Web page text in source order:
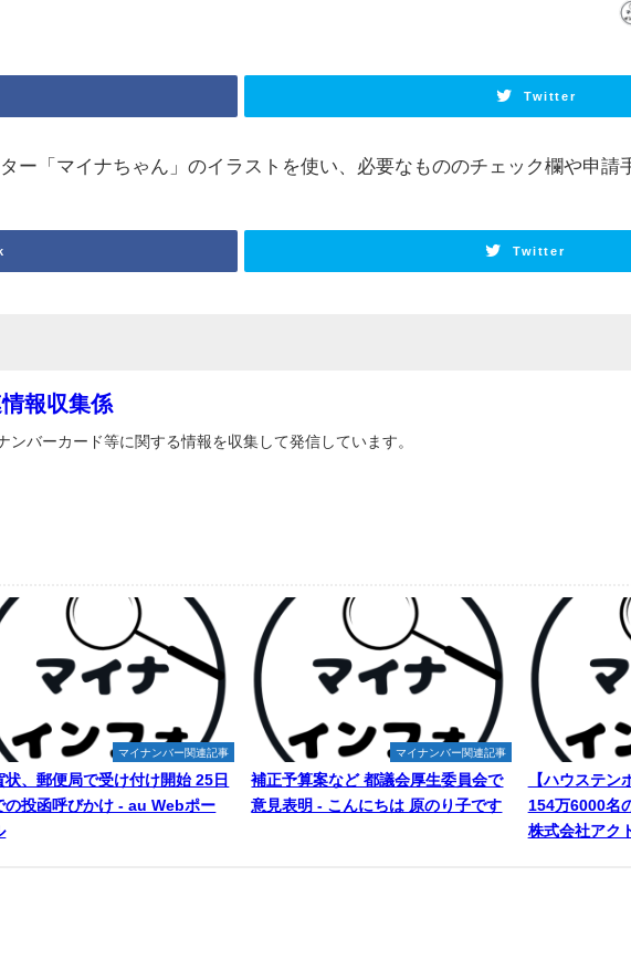
Twitter
ー「マイナちゃん」のイラストを使い、必要なもののチェック欄や申請
Twitter
報収集係
ンバーカード等に関する情報を収集して発信しています。
マイナンバー関連記事
状、郵便局で受け付け開始 25日
の投函呼びかけ - au Webポー
マイナンバー関連記事
補正予算案など 都議会厚生委員会で
意見表明 - こんにちは 原のり子です
【ハウステン
154万6000名
株式会社アク